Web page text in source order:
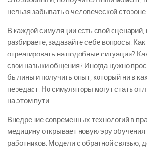
нельзя забывать о человеческой
В каждой симуляции есть свой сценарий,
разбираете, задавайте себе вопросы. Как
отреагировать на подобные ситуации?
свои навыки общения? Иногда нужно
былины и получить опыт, который ни в
передаст. Но симуляторы могут стать
на этом пути.
Внедрение современных технологий в
медицину открывает новую эру
работников. Модели с обратной связью,